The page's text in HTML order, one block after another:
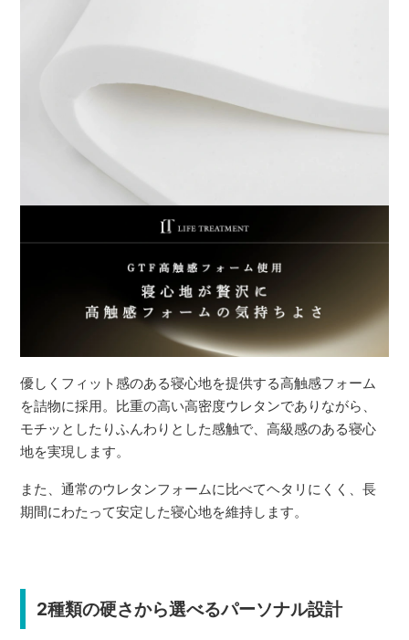
優しくフィット感のある寝心地を提供する高触感フォーム
を詰物に採用。比重の高い高密度ウレタンでありながら、
モチッとしたりふんわりとした感触で、高級感のある寝心
地を実現します。
また、通常のウレタンフォームに比べてヘタリにくく、長
期間にわたって安定した寝心地を維持します。
2種類の硬さから選べるパーソナル設計